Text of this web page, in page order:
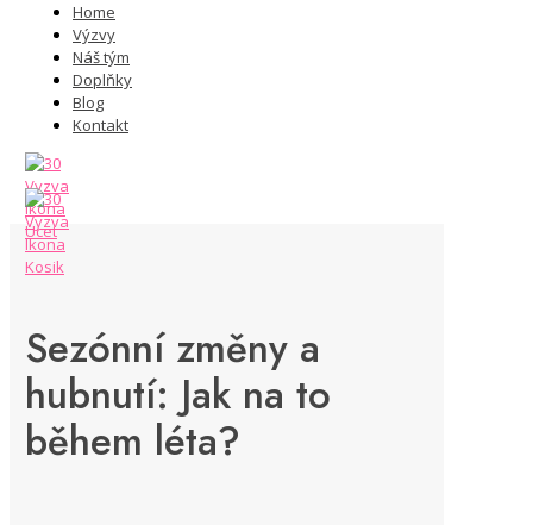
Home
Výzvy
Náš tým
Doplňky
Blog
Kontakt
Sezónní změny a
hubnutí: Jak na to
během léta?